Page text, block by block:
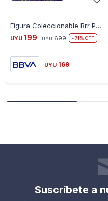
Figura Coleccionable Brr Patapim 13CM Tiktok
UYU 199 UYU 699 71
UYU 169
Suscríbete a